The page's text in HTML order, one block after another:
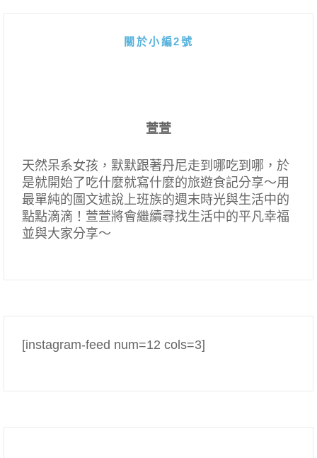
關於小編2號
萱萱
天然呆系女孩，默默跟著丹尼走到哪吃到哪，於
是就開始了吃什麼就寫什麼的旅遊食記分享～用
最單純的圖文述說上班族的週末時光與生活中的
點點滴滴！萱萱將會繼續尋找生活中的平凡幸福
並與大家分享～
[instagram-feed num=12 cols=3]